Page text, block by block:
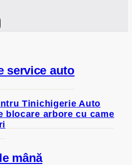
service auto
Tinichigerie Auto
blocare arbore cu came
mână